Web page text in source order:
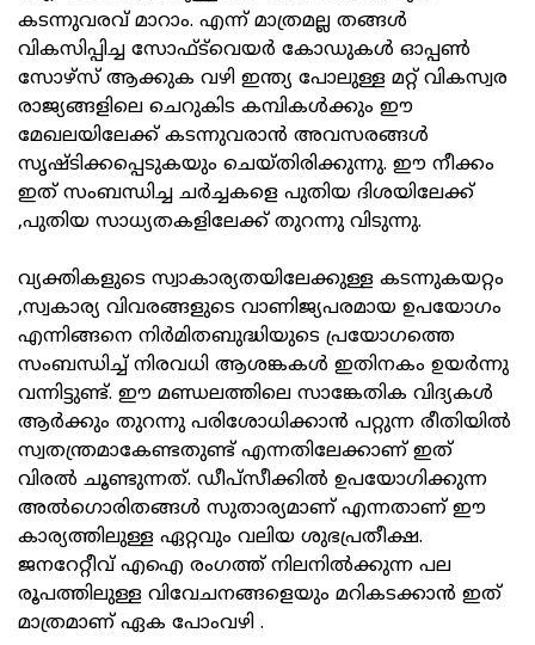
കടന്നുവരവ് മാറാം. എന്ന് മാത്രമല്ല തങ്ങൾ
വികസിപ്പിച്ച സോഫ്ട്‍വെയർ കോഡുകൾ ഓപ്പൺ
സോഴ്സ് ആക്കുക വഴി ഇന്ത്യ പോലുള്ള മറ്റ് വികസ്വര
രാജ്യങ്ങളിലെ ചെറുകിട കമ്പികൾക്കും ഈ
മേഖലയിലേക്ക് കടന്നുവരാൻ അവസരങ്ങൾ
സൃഷ്ടിക്കപ്പെടുകയും ചെയ്തിരിക്കുന്നു. ഈ നീക്കം
ഇത് സംബന്ധിച്ച ചർച്ചകളെ പുതിയ ദിശയിലേക്ക്
,പുതിയ സാധ്യതകളിലേക്ക് തുറന്നു വിടുന്നു.
വ്യക്തികളുടെ സ്വാകാര്യതയിലേക്കുള്ള കടന്നുകയറ്റം
,സ്വകാര്യ വിവരങ്ങളുടെ വാണിജ്യപരമായ ഉപയോഗം
എന്നിങ്ങനെ നിർമിതബുദ്ധിയുടെ പ്രയോഗത്തെ
സംബന്ധിച്ച് നിരവധി ആശങ്കകൾ ഇതിനകം ഉയർന്നു
വന്നിട്ടുണ്ട്. ഈ മണ്ഡലത്തിലെ സാങ്കേതിക വിദ്യകൾ
ആർക്കും തുറന്നു പരിശോധിക്കാൻ പറ്റുന്ന രീതിയിൽ
സ്വതന്ത്രമാകേണ്ടതുണ്ട് എന്നതിലേക്കാണ് ഇത്
വിരൽ ചൂണ്ടുന്നത്. ഡീപ്‌സീക്കിൽ ഉപയോഗിക്കുന്ന
അൽഗൊരിതങ്ങൾ സുതാര്യമാണ് എന്നതാണ് ഈ
കാര്യത്തിലുള്ള ഏറ്റവും വലിയ ശുഭപ്രതീക്ഷ.
ജനറേറ്റീവ് എഐ രംഗത്ത് നിലനിൽക്കുന്ന പല
രൂപത്തിലുള്ള വിവേചനങ്ങളെയും മറികടക്കാൻ ഇത്
മാത്രമാണ് ഏക പോംവഴി .